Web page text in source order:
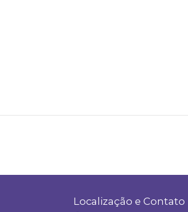
Localização e Contato